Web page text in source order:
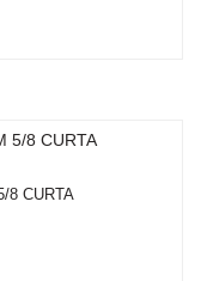
8 CURTA